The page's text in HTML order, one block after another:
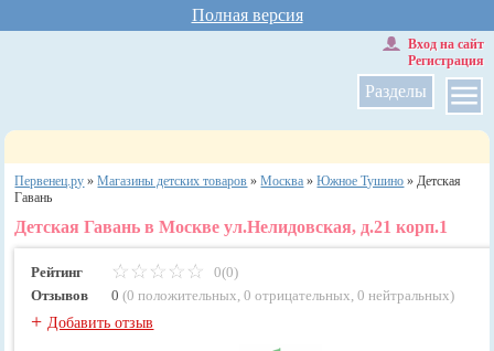
Полная версия
Разделы
Вход на сайт
Регистрация
Первенец.ру »Магазины детских товаров »Москва »Южное Тушино »Детская
Гавань
Детская Гавань в Москве ул.Нелидовская, д.21 корп.1
Рейтинг
0(0)
Отзывов
0 (0 положительных,0 отрицательных,0 нейтральных)
+Добавить отзыв